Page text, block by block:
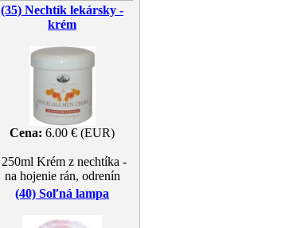
(35) Nechtík lekársky -
krém
Cena: 6.00 € (EUR)
250ml Krém z nechtíka -
na hojenie rán, odrenín
(40) Soľná lampa